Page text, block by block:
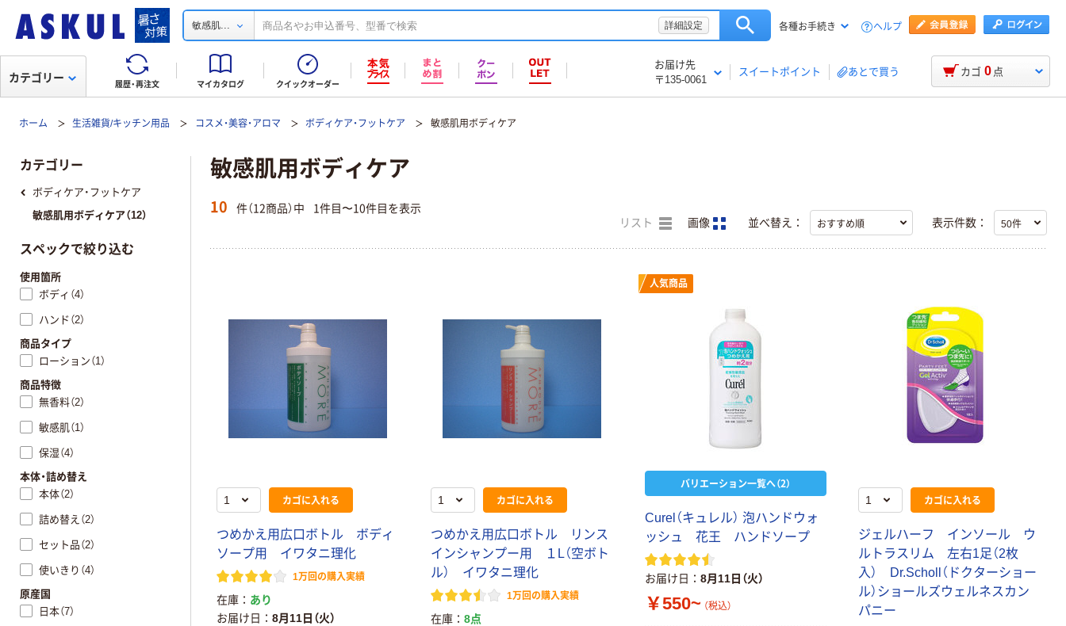
敏感肌... 詳細設定 各種お手続き ヘルプ
履歴・再注文 マイカタログ クイックオーダー
お届け先
〒135-0061
スイートポイント あとで買う
カテゴリー カゴ 0 点
ホーム 生活雑貨/キッチン用品 コスメ・美容・アロマ ボディケア・フットケア 敏感肌用ボディケア
敏感肌用ボディケア
10 件（12商品）中 1件目〜10件目を表示
リスト 画像 並べ替え： 表示件数：
カゴに入れる
つめかえ用広口ボトル ボディ
ソープ用 イワタニ理化
1万回の購入実績
在庫
あり
お届け日
8月11日（火）
カゴに入れる
つめかえ用広口ボトル リンス
インシャンプー用 １L（空ボト
ル） イワタニ理化
1万回の購入実績
在庫
8点
人気商品
バリエーション一覧へ（2）
Curel（キュレル） 泡ハンドウォ
ッシュ 花王 ハンドソープ
お届け日 8月11日（火）
￥550~ （税込）
カゴに入れる
ジェルハーフ インソール ウ
ルトラスリム 左右1足（2枚
入） Dr.Scholl（ドクターショー
ル）ショールズウェルネスカン
パニー
カテゴリー
ボディケア・フットケア
敏感肌用ボディケア（12）
スペックで絞り込む
使用箇所
ボディ（4）
ハンド（2）
商品タイプ
ローション（1）
商品特徴
無香料（2）
敏感肌（1）
保湿（4）
本体・詰め替え
本体（2）
詰め替え（2）
セット品（2）
使いきり（4）
原産国
日本（7）